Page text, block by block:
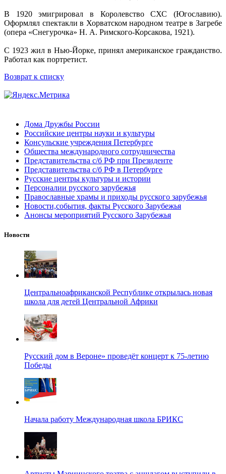
В 1920 эмигрировал в Королевство СХС (Югославию).
Оформлял спектакли в Хорватском народном театре в Загребе
(опера «Снегурочка» Н. А. Римского-Корсакова, 1921).
С 1923 жил в Нью-Йорке, принял американское гражданство.
Работал как портретист.
Возврат к списку
Дома Дружбы России
Российские центры науки и культуры
Консульские учреждения Петербурге
Общества международного сотрудничества
Представительства с/б РФ при Президенте
Представительства с/б РФ в Петербурге
Русские центры культуры и истории
Персоналии русского зарубежья
Православные храмы и приходы русского зарубежья
Новости,события, факты Русского Зарубежья
Анонсы мероприятий Русского Зарубежья
Новости
Центральноафриканской Республике открылась новая
школа для детей Центральной Африки
Русский дом в Вероне» проведёт концерт к 75-летию
Победы
Начала работу Международная школа БРИКС